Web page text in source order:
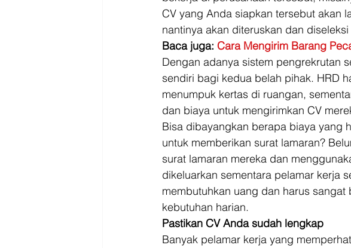
CV yang Anda siapkan tersebut akan
nantinya akan diteruskan dan
Baca juga: Cara Mengirim Barang
Dengan adanya sistem pengrekrutan
sendiri bagi kedua belah pihak. HRD
menumpuk kertas di ruangan,
dan biaya untuk mengirimkan CV
Bisa dibayangkan berapa biaya yang
untuk memberikan surat lamaran?
surat lamaran mereka dan
dikeluarkan sementara pelamar kerja
membutuhkan uang dan harus
kebutuhan harian.
Pastikan CV Anda sudah lengkap
Banyak pelamar kerja yang